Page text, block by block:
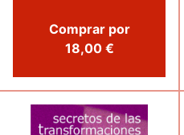
Comprar por
18,00 €